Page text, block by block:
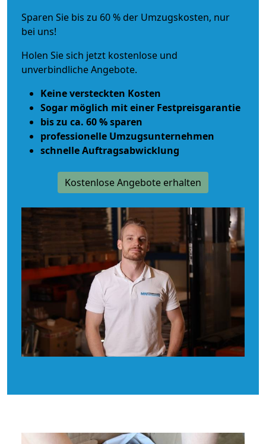
Sparen Sie bis zu 60 % der Umzugskosten, nur
bei uns!
Holen Sie sich jetzt kostenlose und
unverbindliche Angebote.
Keine versteckten Kosten
Sogar möglich mit einer Festpreisgarantie
bis zu ca. 60 % sparen
professionelle Umzugsunternehmen
schnelle Auftragsabwicklung
Kostenlose Angebote erhalten